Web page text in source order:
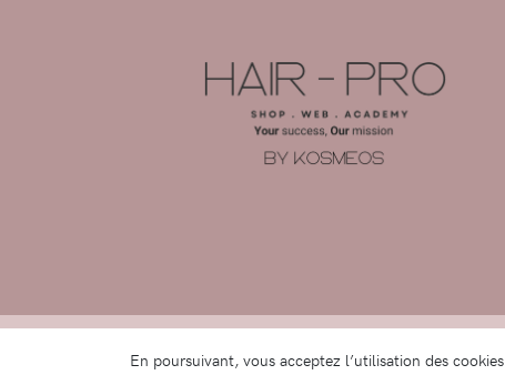
© 2026 -Anacom
En poursuivant, vous acceptez l’utilisation des cookies.